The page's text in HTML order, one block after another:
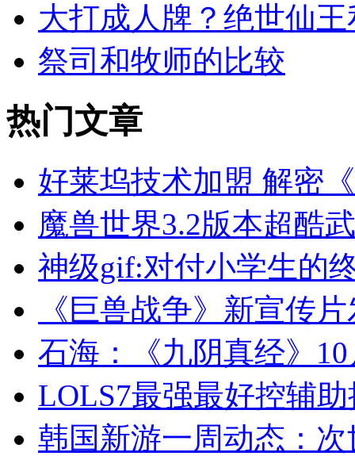
大打成人牌？绝世仙
祭司和牧师的比较
热门文章
好莱坞技术加盟 解密
魔兽世界3.2版本超酷
神级gif:对付小学生的
《巨兽战争》新宣传
石海：《九阴真经》
LOLS7最强最好控辅
韩国新游一周动态：